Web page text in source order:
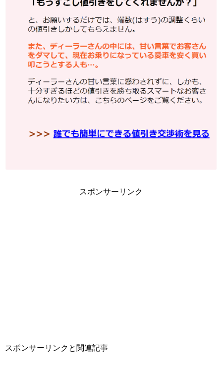
スポンサーリンク
スポンサーリンクと関連記事